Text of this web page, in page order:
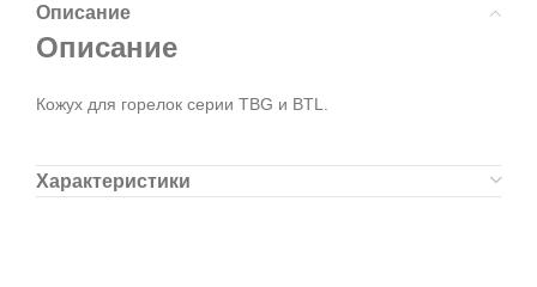
Описание
Описание
Кожух для горелок серии TBG и BTL.
Характеристики